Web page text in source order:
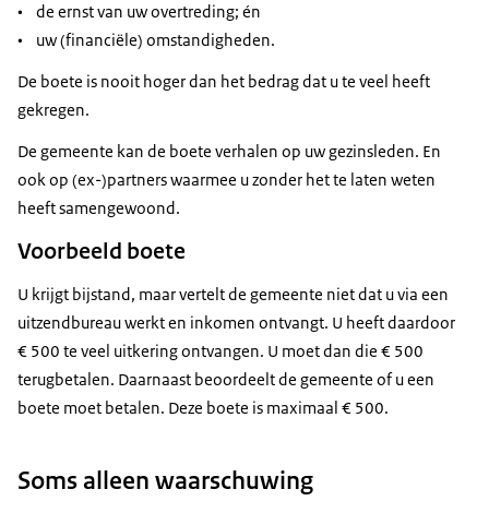
• de ernst van uw overtreding; én
• uw (financiële) omstandigheden.
De boete is nooit hoger dan het bedrag dat u te veel heeft
gekregen.
De gemeente kan de boete verhalen op uw gezinsleden. En
ook op (ex-)partners waarmee u zonder het te laten weten
heeft samengewoond.
Voorbeeld boete
U krijgt bijstand, maar vertelt de gemeente niet dat u via een
uitzendbureau werkt en inkomen ontvangt. U heeft daardoor
€ 500 te veel uitkering ontvangen. U moet dan die € 500
terugbetalen. Daarnaast beoordeelt de gemeente of u een
boete moet betalen. Deze boete is maximaal € 500.
Soms alleen waarschuwing